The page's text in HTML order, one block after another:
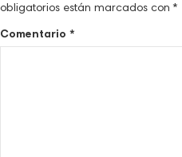
obligatorios están marcados con *
Comentario *